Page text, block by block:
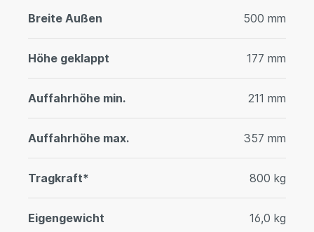
Breite Außen 500 mm
Höhe geklappt 177 mm
Auffahrhöhe min. 211 mm
Auffahrhöhe max. 357 mm
Tragkraft* 800 kg
Eigengewicht 16,0 kg